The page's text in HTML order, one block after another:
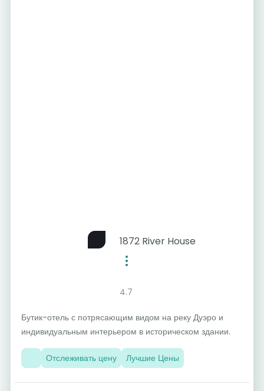
1872 River House
4.7
Бутик-отель с потрясающим видом на реку Дуэро и
индивидуальным интерьером в историческом здании.
Отслеживать цену Лучшие Цены